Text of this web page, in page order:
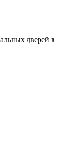
дверей в